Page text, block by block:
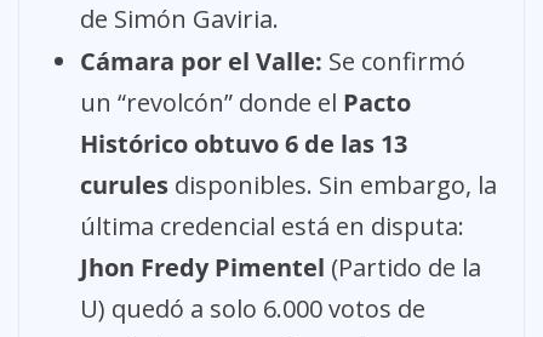
de Simón Gaviria.
Cámara por el Valle: Se confirmó
un “revolcón” donde el Pacto
Histórico obtuvo 6 de las 13
curules disponibles. Sin embargo, la
última credencial está en disputa:
Jhon Fredy Pimentel (Partido de la
U) quedó a solo 6.000 votos de